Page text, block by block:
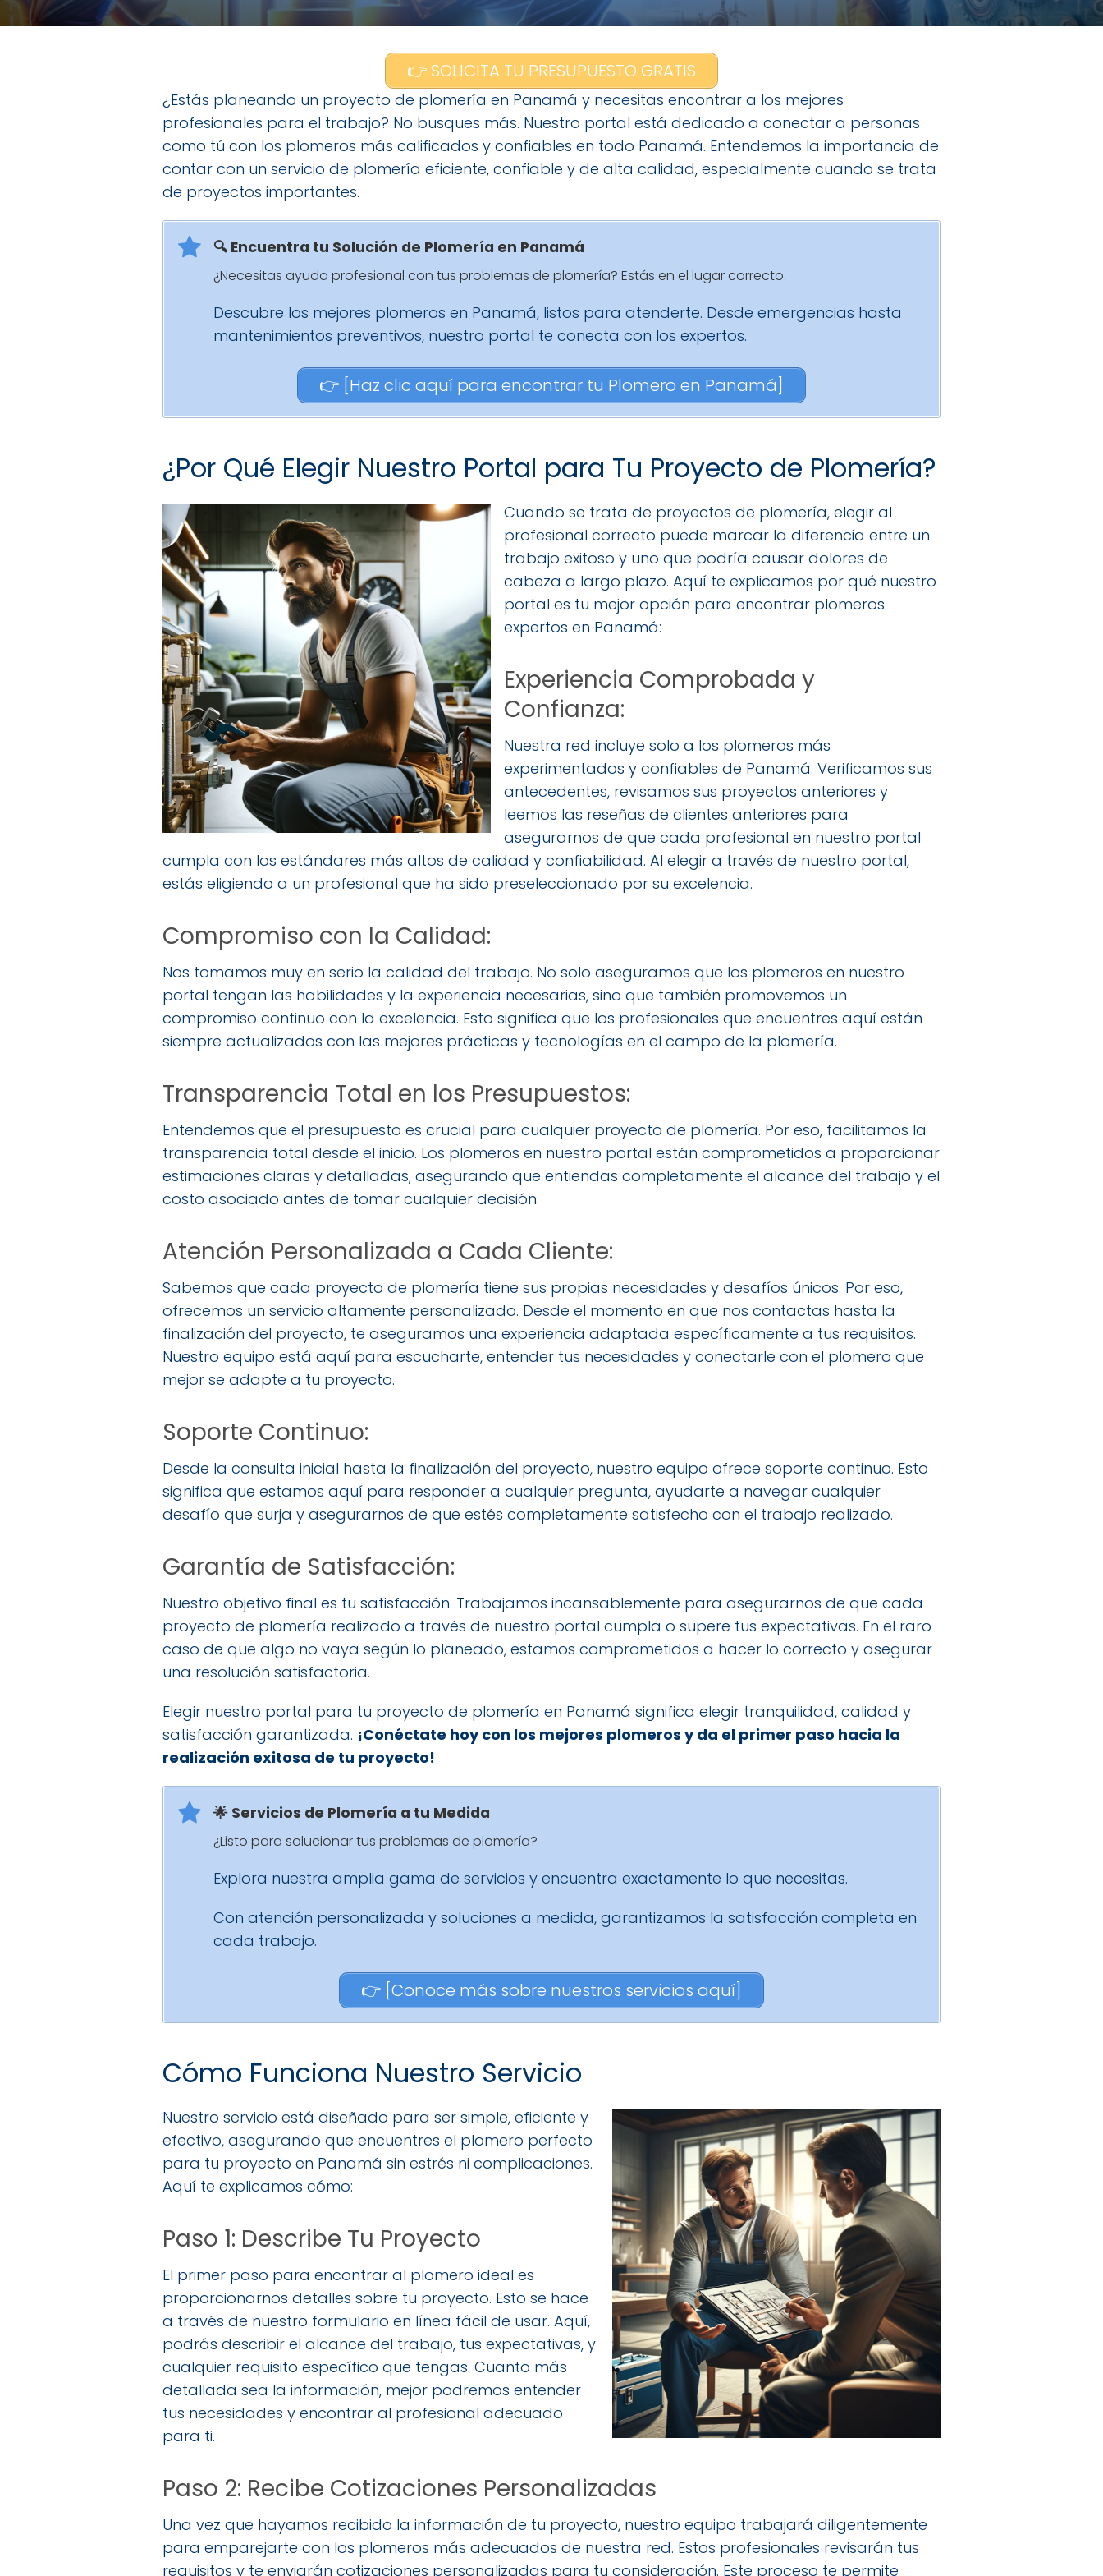
👉 SOLICITA TU PRESUPUESTO GRATIS
¿Estás planeando un proyecto de plomería en Panamá y necesitas encontrar a los mejores
profesionales para el trabajo? No busques más. Nuestro portal está dedicado a conectar a personas
como tú con los plomeros más calificados y confiables en todo Panamá. Entendemos la importancia de
contar con un servicio de plomería eficiente, confiable y de alta calidad, especialmente cuando se trata
de proyectos importantes.
🔍 Encuentra tu Solución de Plomería en Panamá
¿Necesitas ayuda profesional con tus problemas de plomería? Estás en el lugar correcto.
Descubre los mejores plomeros en Panamá, listos para atenderte. Desde emergencias hasta
mantenimientos preventivos, nuestro portal te conecta con los expertos.
👉 [Haz clic aquí para encontrar tu Plomero en Panamá]
¿Por Qué Elegir Nuestro Portal para Tu Proyecto de Plomería?
Cuando se trata de proyectos de plomería, elegir al
profesional correcto puede marcar la diferencia entre un
trabajo exitoso y uno que podría causar dolores de
cabeza a largo plazo. Aquí te explicamos por qué nuestro
portal es tu mejor opción para encontrar plomeros
expertos en Panamá:
Experiencia Comprobada y
Confianza:
Nuestra red incluye solo a los plomeros más
experimentados y confiables de Panamá. Verificamos sus
antecedentes, revisamos sus proyectos anteriores y
leemos las reseñas de clientes anteriores para
asegurarnos de que cada profesional en nuestro portal
cumpla con los estándares más altos de calidad y confiabilidad. Al elegir a través de nuestro portal,
estás eligiendo a un profesional que ha sido preseleccionado por su excelencia.
Compromiso con la Calidad:
Nos tomamos muy en serio la calidad del trabajo. No solo aseguramos que los plomeros en nuestro
portal tengan las habilidades y la experiencia necesarias, sino que también promovemos un
compromiso continuo con la excelencia. Esto significa que los profesionales que encuentres aquí están
siempre actualizados con las mejores prácticas y tecnologías en el campo de la plomería.
Transparencia Total en los Presupuestos:
Entendemos que el presupuesto es crucial para cualquier proyecto de plomería. Por eso, facilitamos la
transparencia total desde el inicio. Los plomeros en nuestro portal están comprometidos a proporcionar
estimaciones claras y detalladas, asegurando que entiendas completamente el alcance del trabajo y el
costo asociado antes de tomar cualquier decisión.
Atención Personalizada a Cada Cliente:
Sabemos que cada proyecto de plomería tiene sus propias necesidades y desafíos únicos. Por eso,
ofrecemos un servicio altamente personalizado. Desde el momento en que nos contactas hasta la
finalización del proyecto, te aseguramos una experiencia adaptada específicamente a tus requisitos.
Nuestro equipo está aquí para escucharte, entender tus necesidades y conectarle con el plomero que
mejor se adapte a tu proyecto.
Soporte Continuo:
Desde la consulta inicial hasta la finalización del proyecto, nuestro equipo ofrece soporte continuo. Esto
significa que estamos aquí para responder a cualquier pregunta, ayudarte a navegar cualquier
desafío que surja y asegurarnos de que estés completamente satisfecho con el trabajo realizado.
Garantía de Satisfacción:
Nuestro objetivo final es tu satisfacción. Trabajamos incansablemente para asegurarnos de que cada
proyecto de plomería realizado a través de nuestro portal cumpla o supere tus expectativas. En el raro
caso de que algo no vaya según lo planeado, estamos comprometidos a hacer lo correcto y asegurar
una resolución satisfactoria.
Elegir nuestro portal para tu proyecto de plomería en Panamá significa elegir tranquilidad, calidad y
satisfacción garantizada. ¡Conéctate hoy con los mejores plomeros y da el primer paso hacia la
realización exitosa de tu proyecto!
🌟 Servicios de Plomería a tu Medida
¿Listo para solucionar tus problemas de plomería?
Explora nuestra amplia gama de servicios y encuentra exactamente lo que necesitas.
Con atención personalizada y soluciones a medida, garantizamos la satisfacción completa en
cada trabajo.
👉 [Conoce más sobre nuestros servicios aquí]
Cómo Funciona Nuestro Servicio
Nuestro servicio está diseñado para ser simple, eficiente y
efectivo, asegurando que encuentres el plomero perfecto
para tu proyecto en Panamá sin estrés ni complicaciones.
Aquí te explicamos cómo:
Paso 1: Describe Tu Proyecto
El primer paso para encontrar al plomero ideal es
proporcionarnos detalles sobre tu proyecto. Esto se hace
a través de nuestro formulario en línea fácil de usar. Aquí,
podrás describir el alcance del trabajo, tus expectativas, y
cualquier requisito específico que tengas. Cuanto más
detallada sea la información, mejor podremos entender
tus necesidades y encontrar al profesional adecuado
para ti.
Paso 2: Recibe Cotizaciones Personalizadas
Una vez que hayamos recibido la información de tu proyecto, nuestro equipo trabajará diligentemente
para emparejarte con los plomeros más adecuados de nuestra red. Estos profesionales revisarán tus
requisitos y te enviarán cotizaciones personalizadas para tu consideración. Este proceso te permite